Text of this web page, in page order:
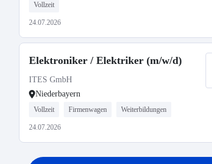
Vollzeit
24.07.2026
Elektroniker / Elektriker (m/w/d)
ITES GmbH
Niederbayern
Vollzeit Firmenwagen Weiterbildungen
24.07.2026